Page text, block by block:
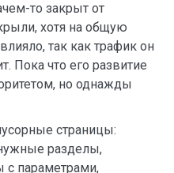
то закрыт от
хотя на общую
так как трафик он
Пока что его развитие
но однажды
страницы:
разделы,
параметрами,